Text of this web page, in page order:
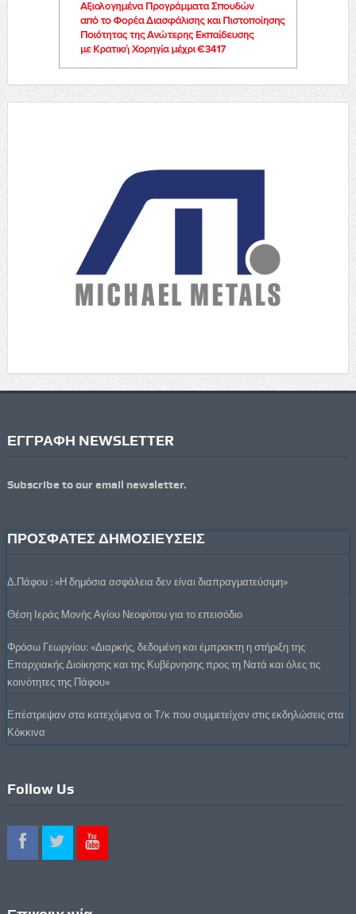
ΕΓΓΡΑΦΗ NEWSLETTER
Subscribe to our email newsletter.
ΠΡΟΣΦΑΤΕΣ ΔΗΜΟΣΙΕΥΣΕΙΣ
Δ.Πάφου : «Η δημόσια ασφάλεια δεν είναι διαπραγματεύσιμη»
Θέση Ιεράς Μονής Αγίου Νεοφύτου για το επεισόδιο
Φρόσω Γεωργίου: «Διαρκής, δεδομένη και έμπρακτη η στήριξη της
Επαρχιακής Διοίκησης και της Κυβέρνησης προς τη Νατά και όλες τις
κοινότητες της Πάφου»
Επέστρεψαν στα κατεχόμενα οι Τ/κ που συμμετείχαν στις εκδηλώσεις στα
Κόκκινα
Follow Us